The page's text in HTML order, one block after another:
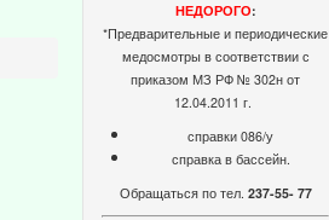
НЕДОРОГО:
*Предварительные и периодические
медосмотры в соответствии с
приказом МЗ РФ № 302н от
12.04.2011 г.
справки 086/у
справка в бассейн.
Обращаться по тел. 237-55- 77